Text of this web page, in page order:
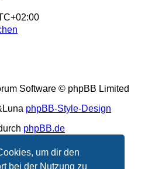
um dir den
bei der Nutzung zu
Software © phpBB Limited
phpBB-Style-Design
phpBB.de